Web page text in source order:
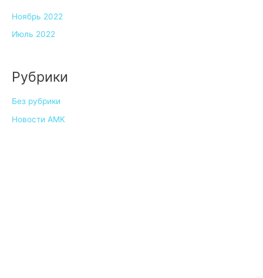
Ноябрь 2022
Июль 2022
Рубрики
Без рубрики
Новости АМК